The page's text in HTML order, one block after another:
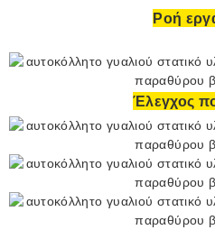
Ροή
Έλεγχος